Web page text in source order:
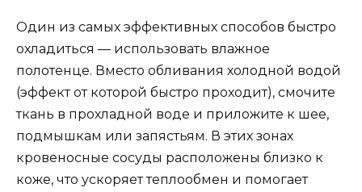
Один из самых эффективных способов быстро
охладиться — использовать влажное
полотенце. Вместо обливания холодной водой
(эффект от которой быстро проходит), смочите
ткань в прохладной воде и приложите к шее,
подмышкам или запястьям. В этих зонах
кровеносные сосуды расположены близко к
коже, что ускоряет теплообмен и помогает